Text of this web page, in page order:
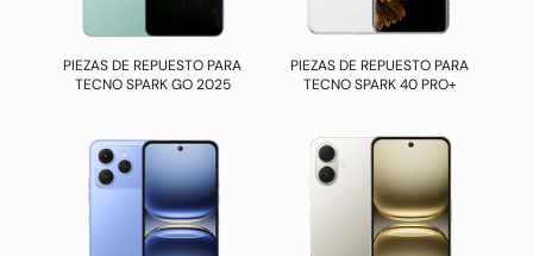
PIEZAS DE REPUESTO PARA
TECNO SPARK GO 2025
PIEZAS DE REPUESTO PARA
TECNO SPARK 40 PRO+